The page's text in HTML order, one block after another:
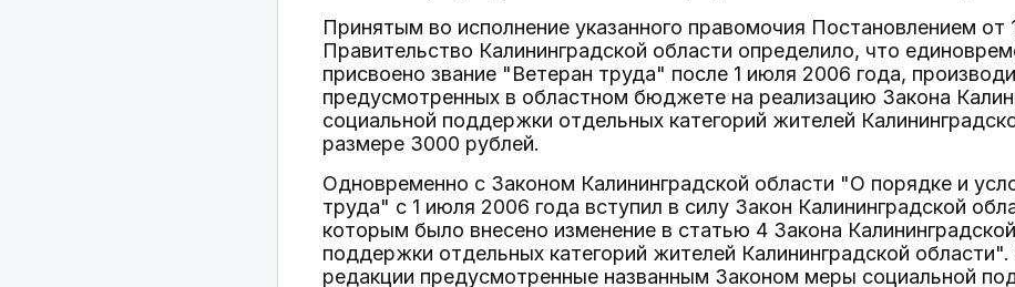
Принятым во исполнение указанного правомочия Постановлением от
Правительство Калининградской области определило, что
присвоено звание "Ветеран труда" после 1 июля 2006 года,
предусмотренных в областном бюджете на реализацию Закона
социальной поддержки отдельных категорий жителей
размере 3000 рублей.
Одновременно с Законом Калининградской области "О порядке и
труда" с 1 июля 2006 года вступил в силу Закон Калининградской
которым было внесено изменение в статью 4 Закона
поддержки отдельных категорий жителей Калининградской
редакции предусмотренные названным Законом меры социальной